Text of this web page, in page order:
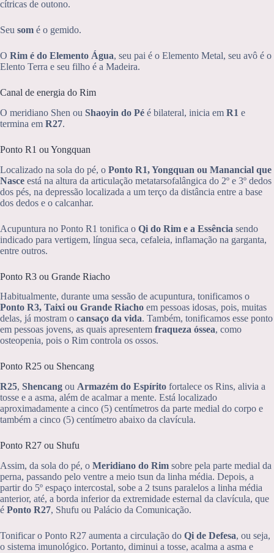
cítricas de outono.
Seu som é o gemido.
O Rim é do Elemento Água, seu pai é o Elemento Metal, seu avô é o
Elento Terra e seu filho é a Madeira.
Canal de energia do Rim
O meridiano Shen ou Shaoyin do Pé é bilateral, inicia em R1 e
termina em R27.
Ponto R1 ou Yongquan
Localizado na sola do pé, o Ponto R1, Yongquan ou Manancial que
Nasce está na altura da articulação metatarsofalângica do 2º e 3º dedos
dos pés, na depressão localizada a um terço da distância entre a base
dos dedos e o calcanhar.
Acupuntura no Ponto R1 tonifica o Qi do Rim e a Essência sendo
indicado para vertigem, língua seca, cefaleia, inflamação na garganta,
entre outros.
Ponto R3 ou Grande Riacho
Habitualmente, durante uma sessão de acupuntura, tonificamos o
Ponto R3, Taixi ou Grande Riacho em pessoas idosas, pois, muitas
delas, já mostram o cansaço da vida. Também, tonificamos esse ponto
em pessoas jovens, as quais apresentem fraqueza óssea, como
osteopenia, pois o Rim controla os ossos.
Ponto R25 ou Shencang
R25, Shencang ou Armazém do Espírito fortalece os Rins, alivia a
tosse e a asma, além de acalmar a mente. Está localizado
aproximadamente a cinco (5) centímetros da parte medial do corpo e
também a cinco (5) centímetro abaixo da clavícula.
Ponto R27 ou Shufu
Assim, da sola do pé, o Meridiano do Rim sobre pela parte medial da
perna, passando pelo ventre a meio tsun da linha média. Depois, a
partir do 5º espaço intercostal, sobe a 2 tsuns paralelos a linha média
anterior, até, a borda inferior da extremidade esternal da clavícula, que
é Ponto R27, Shufu ou Palácio da Comunicação.
Tonificar o Ponto R27 aumenta a circulação do Qi de Defesa, ou seja,
o sistema imunológico. Portanto, diminui a tosse, acalma a asma e